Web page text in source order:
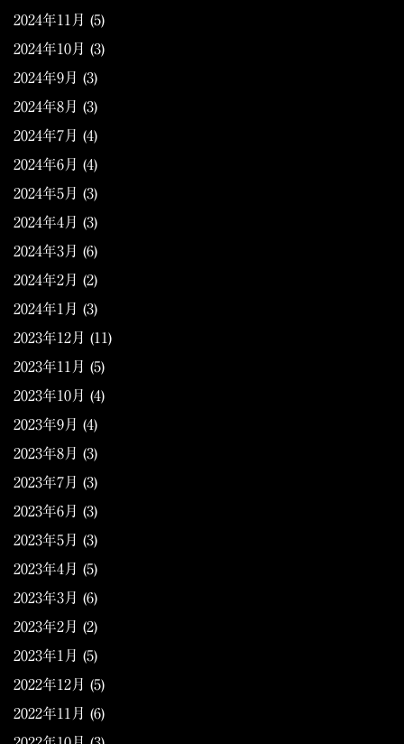
2024年11月 (5)
2024年10月 (3)
2024年9月 (3)
2024年8月 (3)
2024年7月 (4)
2024年6月 (4)
2024年5月 (3)
2024年4月 (3)
2024年3月 (6)
2024年2月 (2)
2024年1月 (3)
2023年12月 (11)
2023年11月 (5)
2023年10月 (4)
2023年9月 (4)
2023年8月 (3)
2023年7月 (3)
2023年6月 (3)
2023年5月 (3)
2023年4月 (5)
2023年3月 (6)
2023年2月 (2)
2023年1月 (5)
2022年12月 (5)
2022年11月 (6)